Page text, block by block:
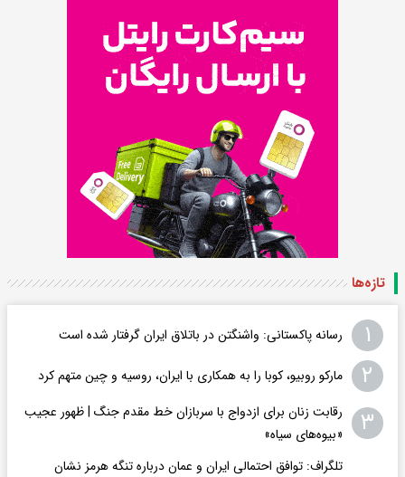
تازه‌ها
۱ رسانه پاکستانی: واشنگتن در باتلاق ایران گرفتار شده است
۲ مارکو روبیو، کوبا را به همکاری با ایران، روسیه و چین متهم کرد
۳
رقابت زنان برای ازدواج با سربازان خط مقدم جنگ | ظهور عجیب
«بیوه‌های سیاه»
تلگراف: توافق احتمالی ایران و عمان درباره تنگه هرمز نشان